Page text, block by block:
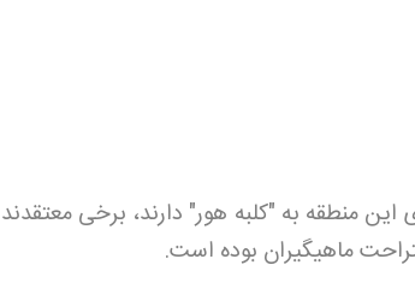
منطقه به "کلبه هور" دارند، برخی معتقدند
ماهیگیران بوده است.